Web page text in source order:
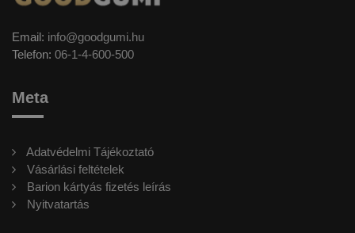
Email: info@goodgumi.hu
Telefon: 06-1-4-600-500
Meta
Adatvédelmi Tájékoztató
Vásárlási feltételek
Barion kártyás fizetés leírás
Nyitvatartás